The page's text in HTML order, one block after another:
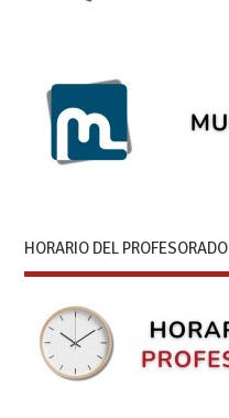
HORARIO DEL PROFESORADO